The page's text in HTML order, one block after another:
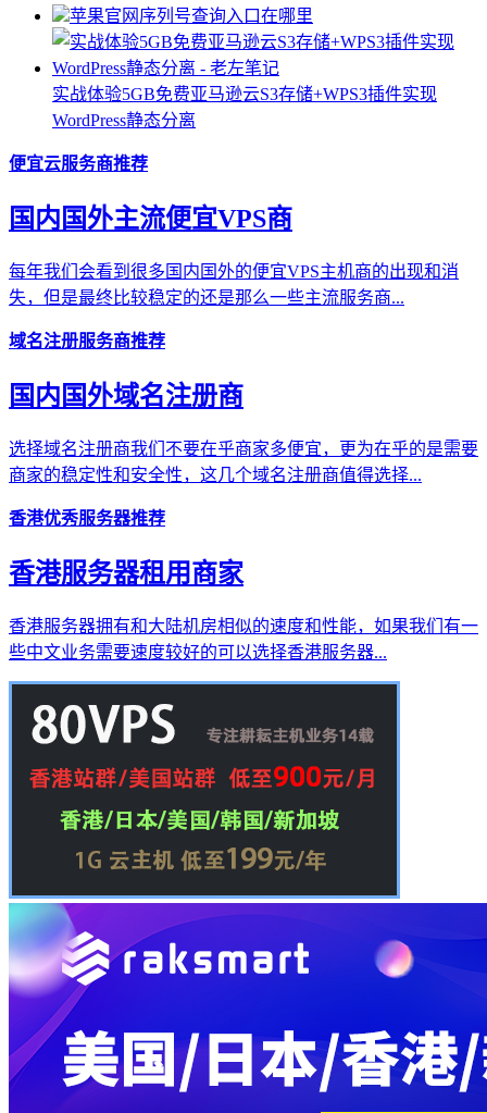
苹果官网序列号查询入口在哪里
实战体验5GB免费亚马逊云S3存储+WPS3插件实现
WordPress静态分离
便宜云服务商推荐
国内国外主流便宜VPS商
每年我们会看到很多国内国外的便宜VPS主机商的出现和消
失，但是最终比较稳定的还是那么一些主流服务商...
域名注册服务商推荐
国内国外域名注册商
选择域名注册商我们不要在乎商家多便宜，更为在乎的是需要
商家的稳定性和安全性，这几个域名注册商值得选择...
香港优秀服务器推荐
香港服务器租用商家
香港服务器拥有和大陆机房相似的速度和性能，如果我们有一
些中文业务需要速度较好的可以选择香港服务器...